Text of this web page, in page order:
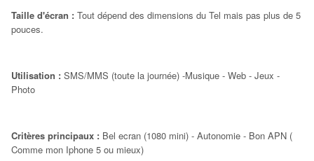
Taille d'écran : Tout dépend des dimensions du Tel mais pas plus de 5
pouces.
Utilisation : SMS/MMS (toute la journée) -Musique - Web - Jeux -
Photo
Critères principaux : Bel ecran (1080 mini) - Autonomie - Bon APN (
Comme mon Iphone 5 ou mieux)